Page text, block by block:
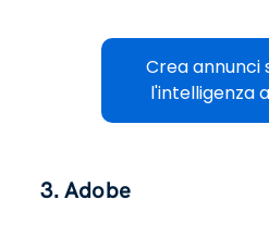
Crea annunci
l'intelligenza
3.Adobe